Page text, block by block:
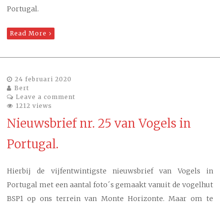
Portugal.
Read More
24 februari 2020
Bert
Leave a comment
1212 views
Nieuwsbrief nr. 25 van Vogels in
Portugal.
Hierbij de vijfentwintigste nieuwsbrief van Vogels in
Portugal met een aantal foto´s gemaakt vanuit de vogelhut
BSP1 op ons terrein van Monte Horizonte. Maar om te